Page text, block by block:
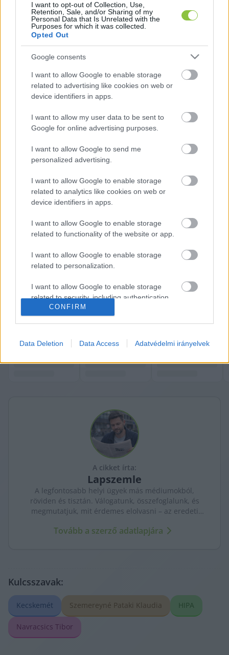
I want to opt-out of Collection, Use,
Retention, Sale, and/or Sharing of my
Personal Data that Is Unrelated with the
Purposes for which it was collected.
Opted Out
Google consents
I want to allow Google to enable storage
related to advertising like cookies on web or
device identifiers in apps.
I want to allow my user data to be sent to
Google for online advertising purposes.
I want to allow Google to send me
personalized advertising.
I want to allow Google to enable storage
related to analytics like cookies on web or
device identifiers in apps.
I want to allow Google to enable storage
related to functionality of the website or app.
I want to allow Google to enable storage
related to personalization.
I want to allow Google to enable storage
related to security, including authentication
functionality and fraud prevention, and other
user protection.
CONFIRM
Data Deletion Data Access Adatvédelmi irányelvek
Kiemelték: A reformmal azok a városok
járnak jól, amelyek már tavaly nagyon sok
iparűzési adót szedtek be, és azok veszítenek,
amelyekben most zajlanak beruházások.
Az adóreform bejelentése és parlamenti
megszavazása idején kérdés volt, hogy hogyan
osztják majd el a járások az így szerzett
forrásokat. Erről elvileg a járási polgármesterek
közösen döntenek, de a törvény nem írta elő
A jelek szerint lehetőség van arra, hogy bizonyos
települések kihúzzák magukat az egyezkedés
kényszere alól.
A teljes cikk ITT OLVASHATÓ
A cikket írta:
Lapszemle
A legfontosabb helyi ügyek más médiumokból,
röviden és tisztán. Válogatunk, összefoglalunk, és
megmutatjuk, mit érdemes elolvasni – az eredeti
Tovább a szerző adatlapjára
Kulcsszavak:
Kecskemét Szemereyné Pataki Klaudia HIPA
Navracsics Tibor